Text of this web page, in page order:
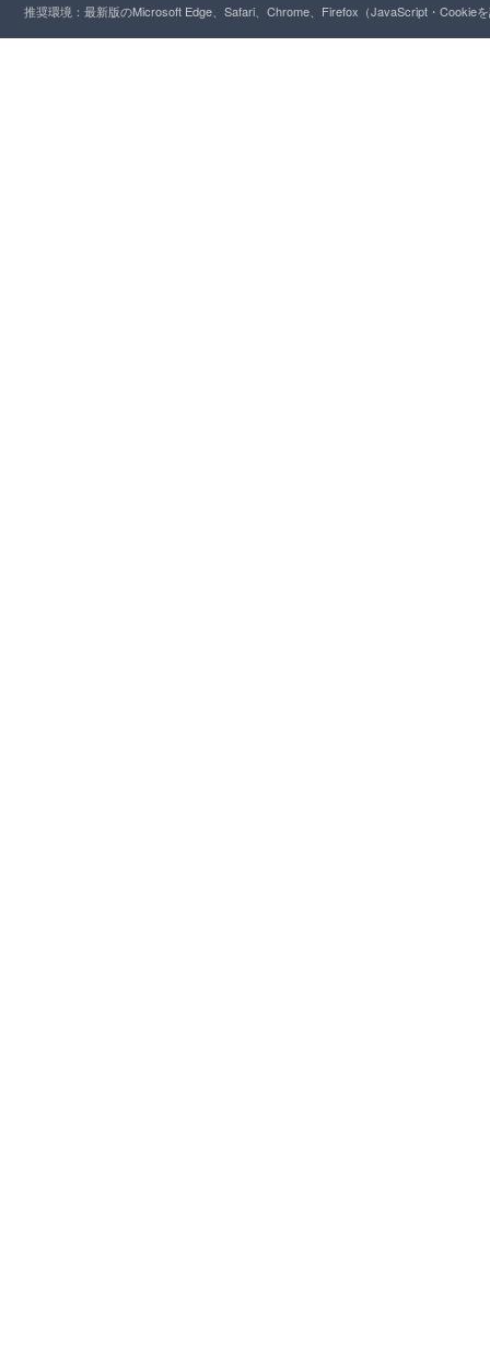
推奨環境：最新版のMicrosoft Edge、Safari、Chrome、Firefox（JavaScript・Cookie